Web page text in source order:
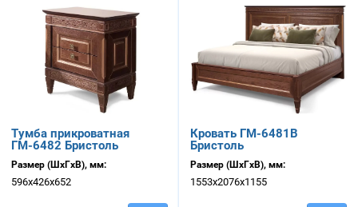
Тумба прикроватная
ГМ-6482 Бристоль
Размер (ШхГхВ), мм:
596х426х652
Кровать ГМ-6481В
Бристоль
Размер (ШхГхВ), мм:
1553х2076х1155